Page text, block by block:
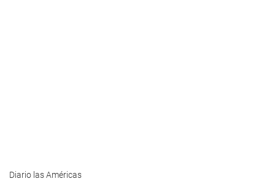
Diario las Américas